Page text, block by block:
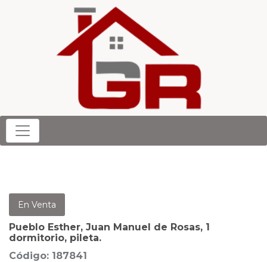
En Venta
Pueblo Esther, Juan Manuel de Rosas, 1
dormitorio, pileta.
Código: 187841